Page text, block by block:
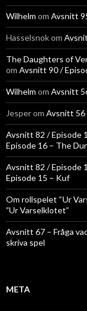
Wilhelm om Avsnitt
Hasselsnokom
The Daughters of
om Avsnitt 90 /
Wilhelm om Avsnitt
Jesperom Avsnitt 56
Avsnitt 82 / Episode
Episode 16 – The
Avsnitt 82 / Episode
Episode 15 – Kuf
Om rollspelet “Ur
”Ur Varselklotet”
Avsnitt 67 – Fråga
skriva spel
META